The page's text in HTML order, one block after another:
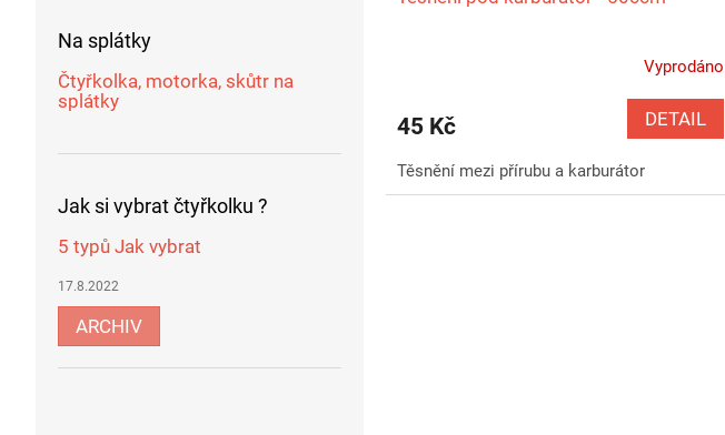
Na splátky
Čtyřkolka, motorka, skůtr na
splátky
Jak si vybrat čtyřkolku ?
5 typů Jak vybrat
17.8.2022
ARCHIV
Vyprodáno
45 Kč DETAIL
Těsnění mezi přírubu a karburátor